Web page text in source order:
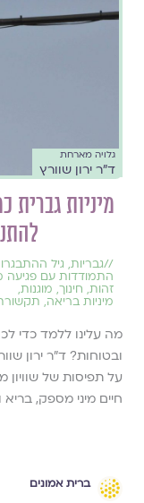
גלויה מארחת
ד"ר ירון שוורץ
מיניות גברית
//גבריות, גיל
התמודדות עם פגיעה
זהות, חינוך, מוגנות,
מיניות בריאה,
מה עלינו ללמד כדי
ובטוחות? ד"ר ירון
על תפיסות של
חיים מיני מספק, בריא
ברית אמונים